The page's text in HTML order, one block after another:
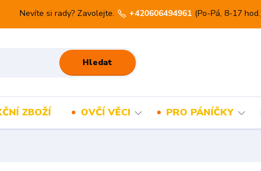
Hledat
Nevíte si rady? Zavolejte. +420606494961 (Po-Pá, 8-17
ZBOŽÍ OVČÍ VĚCI PRO PÁNÍČKY